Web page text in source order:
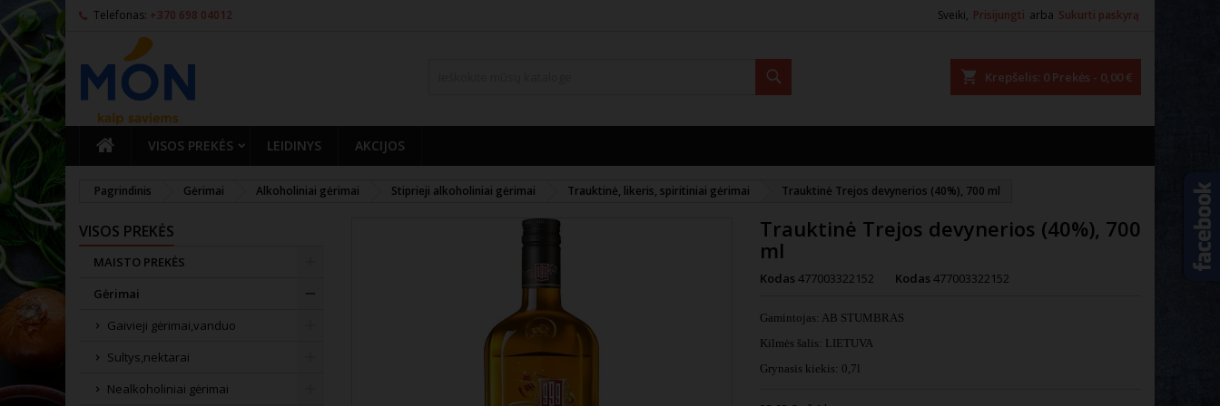
Telefonas: +370 698 04012 Sveiki, Prisijungti arba Sukurti paskyrą
Krepšelis 0 Prekės - 0,00 €
PAGRINDINIS
VISOS PREKĖS LEIDINYS AKCIJOS
Pagrindinis Gėrimai Alkoholiniai gėrimai Stiprieji alkoholiniai gėrimai Trauktinė, likeris, spiritiniai gėrimai Trauktinė Trejos devynerios (40%), 700 ml
VISOS PREKĖS
MAISTO PREKĖS
Gėrimai
Gaivieji gėrimai,vanduo
Sultys,nektarai
Nealkoholiniai gėrimai
Trauktinė Trejos devynerios (40%), 700
ml
Kodas 477003322152 Kodas 477003322152
Gamintojas: AB STUMBRAS
Kilmės šalis: LIETUVA
Grynasis kiekis: 0,7l